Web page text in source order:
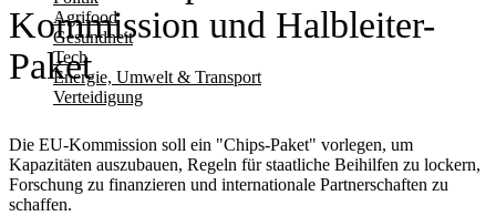
Agrifood
Gesundheit
Tech
Energie, Umwelt & Transport
Verteidigung
Kommission und Halbleiter-
Paket
Die EU-Kommission soll ein "Chips-Paket" vorlegen, um
Kapazitäten auszubauen, Regeln für staatliche Beihilfen zu lockern,
Forschung zu finanzieren und internationale Partnerschaften zu
schaffen.